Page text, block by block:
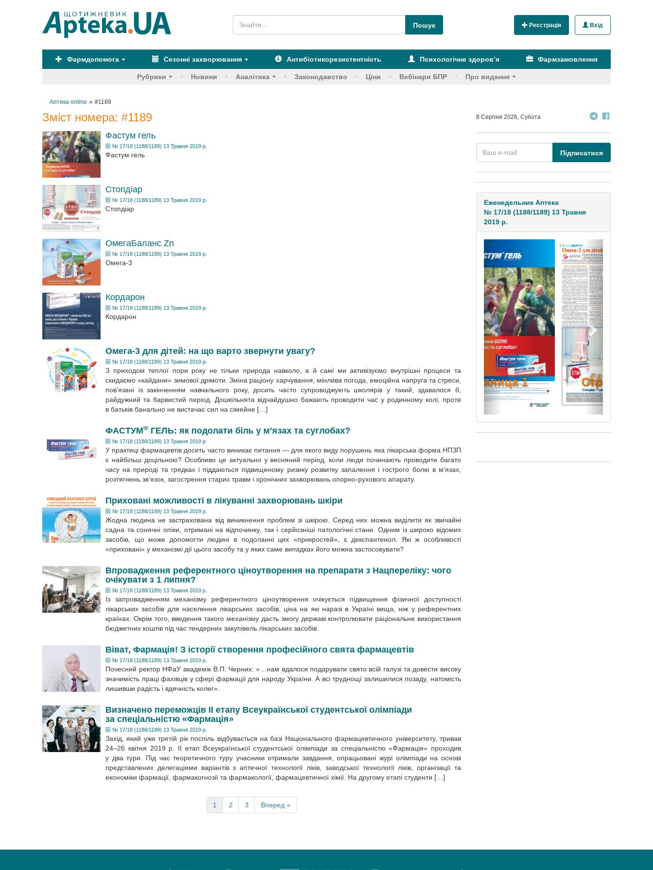
Реєстрація Вхід
Фармдопомога Сезонні захворювання Антибіотикорезистентність Психологічне здоров’я Фармзамовлення
Рубрики Новини Аналітика Законодавство Ціни Вебінари БПР Про видання
Аптека online » #1189
Зміст номера: #1189
Фастум гель
№ 17/18 (1188/1189) 13 Травня 2019 р.
Фастум гель
Стопдіар
№ 17/18 (1188/1189) 13 Травня 2019 р.
Стопдіар
ОмегаБаланс Zn
№ 17/18 (1188/1189) 13 Травня 2019 р.
Омега-3
Кордарон
№ 17/18 (1188/1189) 13 Травня 2019 р.
Кордарон
Омега-3 для дітей: на що варто звернути увагу?
№ 17/18 (1188/1189) 13 Травня 2019 р.
З приходом теплої пори року не тільки природа навколо, а й самі ми активізуємо внутрішні процеси та
скидаємо «кайдани» зимової дрімоти. Зміна раціону харчування, мінлива погода, емоційна напруга та стреси,
пов’язані із закінченням навчального року, досить часто супроводжують школярів у такий, здавалося б,
райдужний та барвистий період. Дошкільнята відчайдушно бажають проводити час у родинному колі, проте
в батьків банально не вистачає сил на сімейне […]
ФАСТУМ® ГЕЛЬ: як подолати біль у м’язах та суглобах?
№ 17/18 (1188/1189) 13 Травня 2019 р.
У практиці фармацевтів досить часто виникає питання — для якого виду порушень яка лікарська форма НПЗП
є найбільш доцільною? Особливо це актуально у весняний період, коли люди починають проводити багато
часу на природі та грядках і піддаються підвищеному ризику розвитку запалення і гострого болю в м’язах,
розтягнень зв’язок, загострення старих травм і хронічних захворювань опорно-рухового апарату.
Приховані можливості в лікуванні захворювань шкіри
№ 17/18 (1188/1189) 13 Травня 2019 р.
Жодна людина не застрахована від виникнення проблем зі шкірою. Серед них можна виділити як звичайні
садна та сонячні опіки, отримані на відпочинку, так і серйозніші патологічні стани. Одним із широко відомих
засобів, що може допомогти людині в подоланні цих «прикростей», є декспантенол. Які ж особливості
«приховані» у механізмі дії цього засобу та у яких саме випадках його можна застосовувати?
Впровадження референтного ціноутворення на препарати з Нацпереліку: чого
очікувати з 1 липня?
№ 17/18 (1188/1189) 13 Травня 2019 р.
Із запровадженням механізму референтного ціноутворення очікується підвищення фізичної доступності
лікарських засобів для населення лікарських засобів, ціна на які наразі в Україні вища, ніж у референтних
країнах. Окрім того, введення такого механізму дасть змогу державі контролювати раціональне використання
бюджетних коштів під час тендерних закупівель лікарських засобів.
Віват, Фармація! З історії створення професійного свята фармацевтів
№ 17/18 (1188/1189) 13 Травня 2019 р.
Почесний ректор НФаУ академік В.П. Черних: «…нам вдалося подарувати свято всій галузі та довести високу
значимість праці фахівців у сфері фармації для народу України. А всі труднощі залишилися позаду, натомість
лишивши радість і вдячність колег».
Визначено переможців ІІ етапу Всеукраїнської студентської олімпіади
за спеціальністю «Фармація»
№ 17/18 (1188/1189) 13 Травня 2019 р.
Захід, який уже третій рік поспіль відбувається на базі Національного фармацевтичного університету, тривав
24–26 квітня 2019 р. ІІ етап Всеукраїнської студентської олімпіади за спеціальністю «Фармація» проходив
у два тури. Під час теоретичного туру учасники отримали завдання, опрацьовані журі олімпіади на основі
представлених делегаціями варіантів з аптечної технології ліків, заводської технології ліків, організації та
економіки фармації, фармакогнозії та фармакології, фармацевтичної хімії. На другому етапі студенти […]
1 2 3 Вперед »
8 Серпня 2026, Субота
Підписатися
Еженедельник Аптека
№ 17/18 (1188/1189) 13 Травня
2019 р.
Страница 2
Следующая